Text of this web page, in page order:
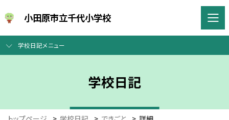
小田原市立千代小学校
学校日記メニュー
学校日記